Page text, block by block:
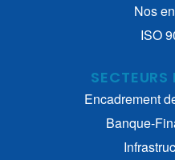
Nos
ISO
Encadrement
Banque-